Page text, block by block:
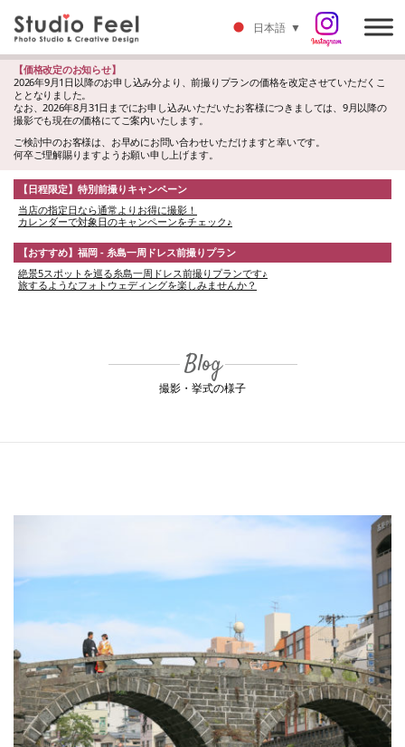
【価格改定のお知らせ】
2026年9月1日以降のお申し込み分より、前撮りプランの価格を改定させていただくこ
ととなりました。
なお、2026年8月31日までにお申し込みいただいたお客様につきましては、9月以降の
撮影でも現在の価格にてご案内いたします。
ご検討中のお客様は、お早めにお問い合わせいただけますと幸いです。
何卒ご理解賜りますようお願い申し上げます。
【日程限定】特別前撮りキャンペーン
当店の指定日なら通常よりお得に撮影！
カレンダーで対象日のキャンペーンをチェック♪
【おすすめ】福岡 - 糸島一周ドレス前撮りプラン
絶景5スポットを巡る糸島一周ドレス前撮りプランです♪
旅するようなフォトウェディングを楽しみませんか？
Blog
撮影・挙式の様子
日本語 ▼